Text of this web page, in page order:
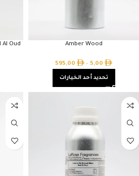
Amber Wood
5,00
–
595,00
تحديد أحد الخيارات
Al Oud